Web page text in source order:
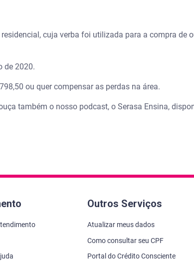
cuja verba foi utilizada para a compra de
de 2020.
ou quer compensar as perdas na área.
também o nosso podcast, o Serasa Ensina,
Outros Serviços
Atualizar meus dados
Como consultar seu CPF
Portal do Crédito Consciente